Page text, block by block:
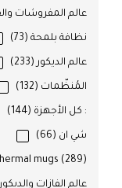
عالم المفروشات
نظافة بلمحة (73)
عالم الديكور(233)
المُنظّمات (132)
: كل الأجهزة (144)
شي ان (66)
mugs (289)
عالم الفازات